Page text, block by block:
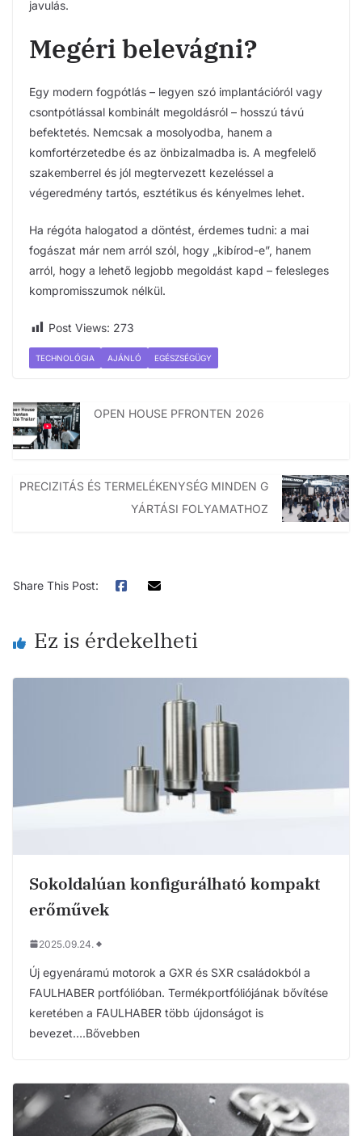
javulás.
Megéri belevágni?
Egy modern fogpótlás – legyen szó implantációról vagy
csontpótlással kombinált megoldásról – hosszú távú
befektetés. Nemcsak a mosolyodba, hanem a
komfortérzetedbe és az önbizalmadba is. A megfelelő
szakemberrel és jól megtervezett kezeléssel a
végeredmény tartós, esztétikus és kényelmes lehet.
Ha régóta halogatod a döntést, érdemes tudni: a mai
fogászat már nem arról szól, hogy „kibírod-e”, hanem
arról, hogy a lehető legjobb megoldást kapd – felesleges
kompromisszumok nélkül.
Post Views: 273
TECHNOLÓGIA AJÁNLÓ EGÉSZSÉGÜGY
OPEN HOUSE PFRONTEN 2026
PRECIZITÁS ÉS TERMELÉKENYSÉG MINDEN G
YÁRTÁSI FOLYAMATHOZ
Share This Post:
Ez is érdekelheti
Sokoldalúan konfigurálható kompakt
erőművek
2025.09.24.
Új egyenáramú motorok a GXR és SXR családokból a
FAULHABER portfólióban. Termékportfóliójának bővítése
keretében a FAULHABER több újdonságot is
bevezet….Bővebben